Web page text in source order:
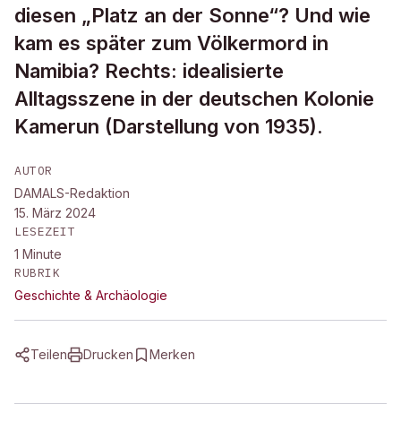
diesen „Platz an der Sonne“? Und wie
kam es später zum Völkermord in
Namibia? Rechts: idealisierte
Alltagsszene in der deutschen Kolonie
Kamerun (Darstellung von 1935).
AUTOR
DAMALS-Redaktion
15. März 2024
LESEZEIT
1 Minute
RUBRIK
Geschichte & Archäologie
Teilen Drucken Merken